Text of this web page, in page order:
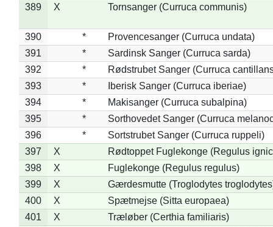
389
X Tornsanger (Curruca communis)
390 *
Provencesanger (Curruca undata)
391
*
Sardinsk Sanger (Curruca sarda)
392
*
Rødstrubet Sanger (Curruca
393
*
Iberisk Sanger (Curruca iberiae)
394
*
Makisanger (Curruca subalpina)
395
*
Sorthovedet Sanger (Curruca
396
*
Sortstrubet Sanger (Curruca ruppeli)
397
X
Rødtoppet Fuglekonge (Regulus
398
X
Fuglekonge (Regulus regulus)
399
X
Gærdesmutte (Troglodytes
400
X
Spætmejse (Sitta europaea)
401
X
Træløber (Certhia familiaris)